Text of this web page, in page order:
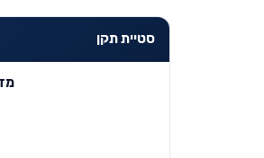
סטיית תקן